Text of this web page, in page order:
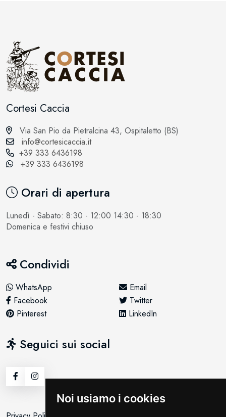
Noi usiamo i cookies
Cortesi Caccia
Via San Pio da Pietralcina 43, Ospitaletto (BS)
info@cortesicaccia.it
+39 333 6436198
+39 333 6436198
Orari di apertura
Lunedì - Sabato: 8:30 - 12:00 14:30 - 18:30
Domenica e festivi chiuso
Condividi
WhatsApp
Email
Facebook
Twitter
Pinterest
LinkedIn
Seguici sui social